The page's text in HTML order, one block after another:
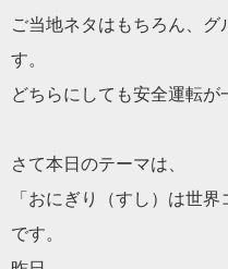
ご当地ネタはもちろん、グ
す。
どちらにしても安全運転が
さて本日のテーマは、
「おにぎり（すし）は世
です。